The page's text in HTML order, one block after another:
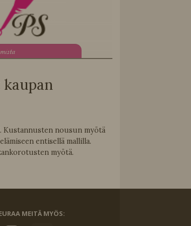
Kustannusten nousun myötä
entisellä mallilla.
myötä.
MEITÄ MYÖS: